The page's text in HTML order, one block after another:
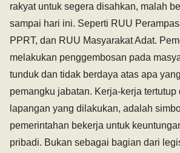
rakyat untuk segera disahkan, malah
sampai hari ini. Seperti RUU
PPRT, dan RUU Masyarakat Adat.
melakukan penggembosan pada
tunduk dan tidak berdaya atas apa
pemangku jabatan. Kerja-kerja tertutup
lapangan yang dilakukan, adalah
pemerintahan bekerja untuk
pribadi. Bukan sebagai bagian dari